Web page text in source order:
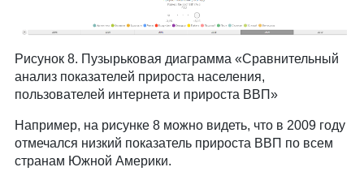
Рисунок 8. Пузырьковая диаграмма «Сравнительный
анализ показателей прироста населения,
пользователей интернета и прироста ВВП»
Например, на рисунке 8 можно видеть, что в 2009 году
отмечался низкий показатель прироста ВВП по всем
странам Южной Америки.